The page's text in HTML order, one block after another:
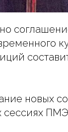
новых
сессиях